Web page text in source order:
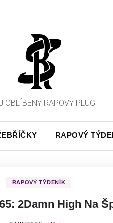
OBLÍBENÝ RAPOVÝ PLUG
RAPOVÝ
RAPOVÝ TÝDENÍK
2Damn High Na